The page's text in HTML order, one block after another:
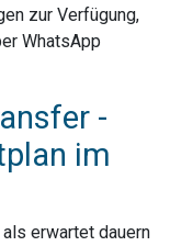
zur Verfügung,
WhatsApp
-
im
erwartet dauern